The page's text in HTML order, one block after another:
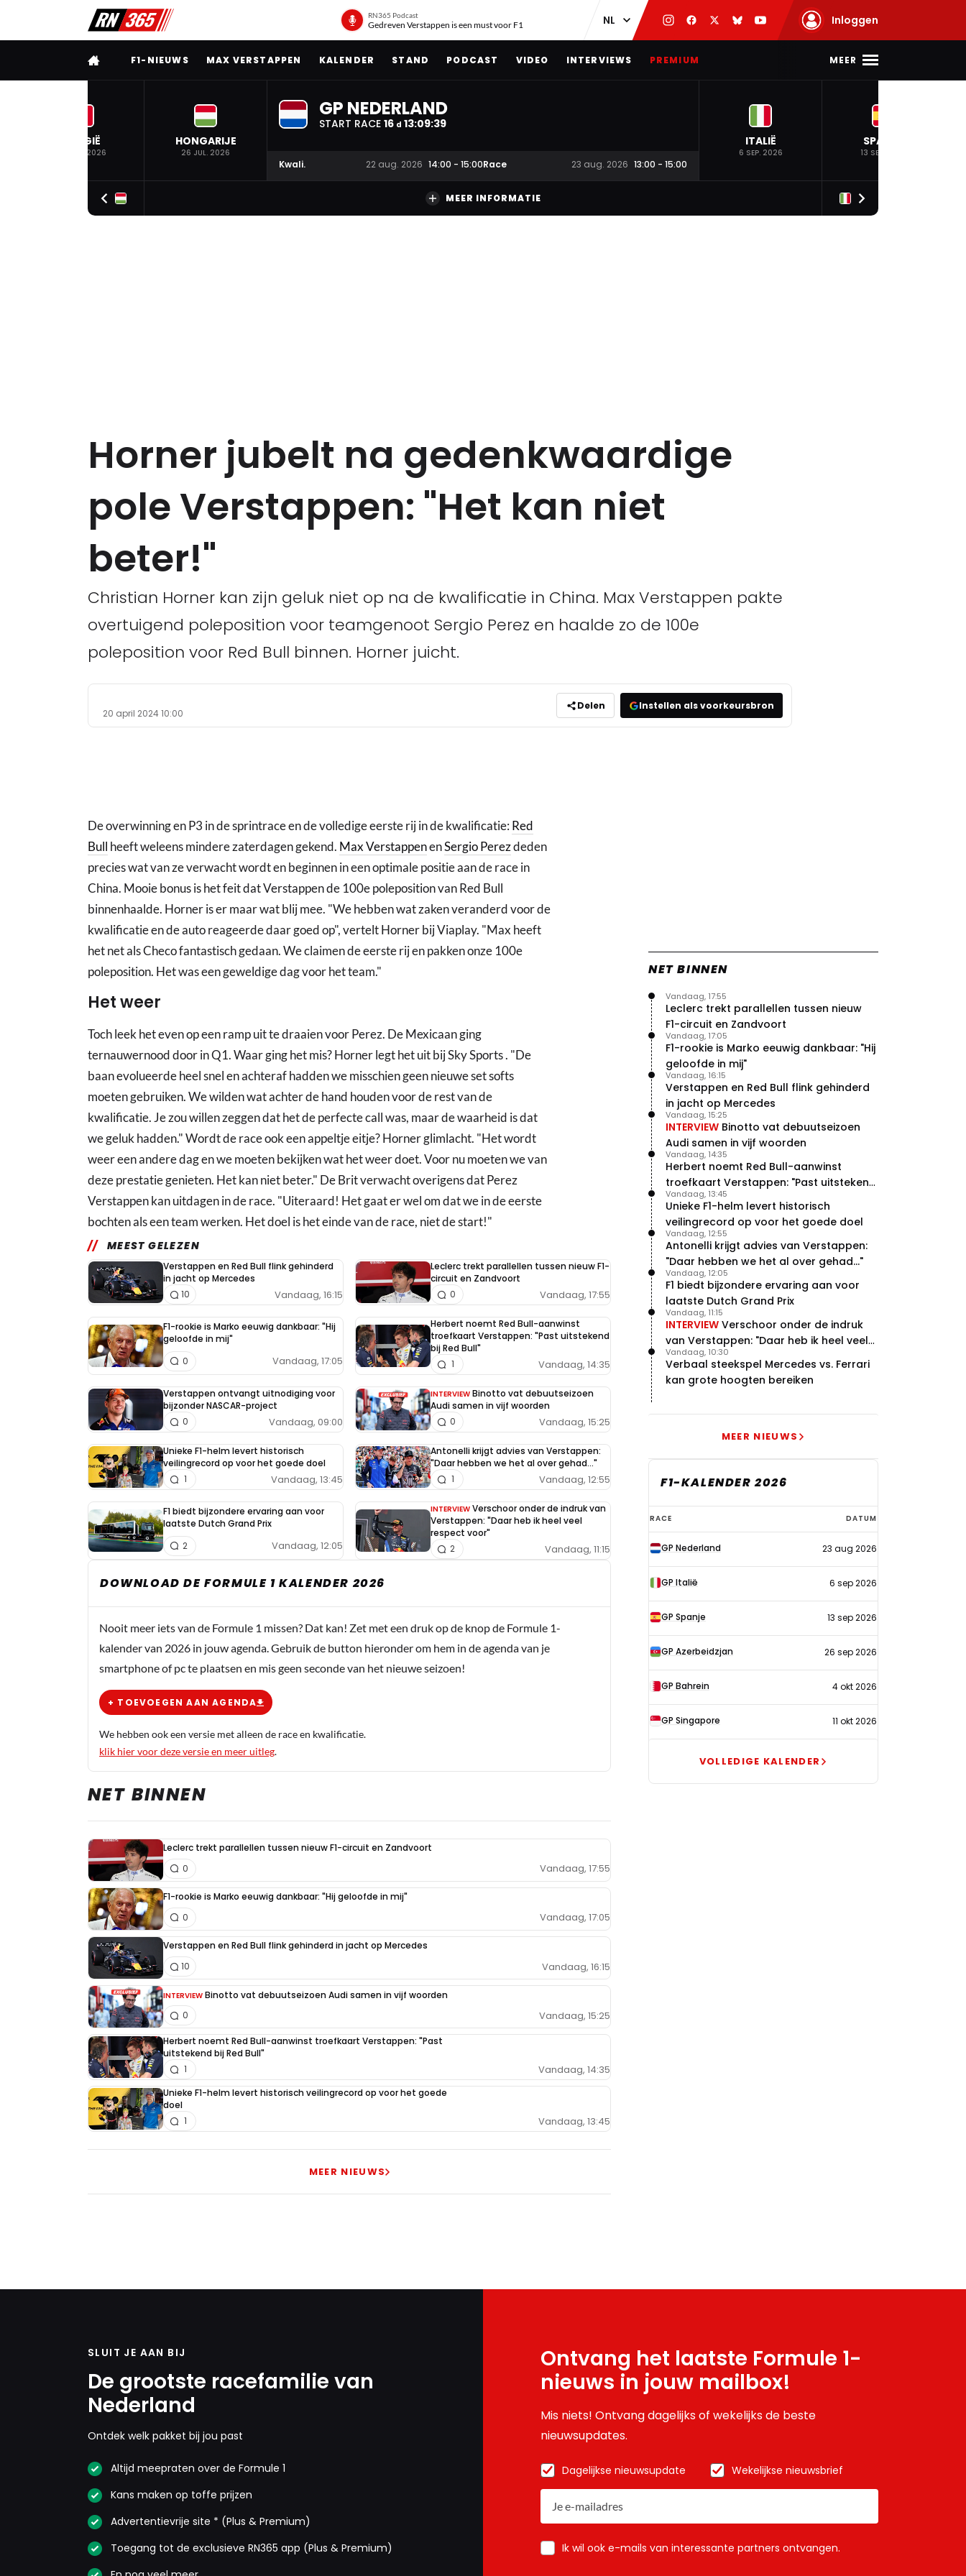
RN365 Podcast
Gedreven Verstappen is een must voor F1 Inloggen
VOLLEDIG MENU
F1-NIEUWS MAX VERSTAPPEN KALENDER STAND PODCAST VIDEO INTERVIEWS PREMIUM MEER
BELGIË
19 JUL. 2026
HONGARIJE
26 JUL. 2026
GP NEDERLAND
START RACE 16 d 13:09:38
Kwali. 22 aug. 2026 14:00 - 15:00Race 23 aug. 2026 13:00 - 15:00
ITALIË
6 SEP. 2026
SPANJE
13 SEP. 2026
MEER INFORMATIE
Horner jubelt na gedenkwaardige
pole Verstappen: "Het kan niet
beter!"
Christian Horner kan zijn geluk niet op na de kwalificatie in China. Max Verstappen pakte
overtuigend poleposition voor teamgenoot Sergio Perez en haalde zo de 100e
poleposition voor Red Bull binnen. Horner juicht.
20 april 2024 10:00
Delen Instellen als voorkeursbron
De overwinning en P3 in de sprintrace en de volledige eerste rij in de kwalificatie: Red
Bull heeft weleens mindere zaterdagen gekend. Max VerstappenenSergio Perezdeden
precies wat van ze verwacht wordt en beginnen in een optimale positie aan de race in
China. Mooie bonus is het feit dat Verstappen de 100e poleposition van Red Bull
binnenhaalde. Horner is er maar wat blij mee. "We hebben wat zaken veranderd voor de
kwalificatie en de auto reageerde daar goed op", vertelt Horner bij Viaplay. "Max heeft
het net als Checo fantastisch gedaan. We claimen de eerste rij en pakken onze 100e
poleposition. Het was een geweldige dag voor het team."
Het weer
Toch leek het even op een ramp uit te draaien voor Perez. De Mexicaan ging
ternauwernood door in Q1. Waar ging het mis? Horner legt het uit bij Sky Sports . "De
baan evolueerde heel snel en achteraf hadden we misschien geen nieuwe set softs
moeten gebruiken. We wilden wat achter de hand houden voor de rest van de
kwalificatie. Je zou willen zeggen dat het de perfecte call was, maar de waarheid is dat
we geluk hadden." Wordt de race ook een appeltje eitje? Horner glimlacht. "Het wordt
weer een andere dag en we moeten bekijken wat het weer doet. Voor nu moeten we van
deze prestatie genieten. Het kan niet beter." De Brit verwacht overigens dat Perez
Verstappen kan uitdagen in de race. "Uiteraard! Het gaat er wel om dat we in de eerste
bochten als een team werken. Het doel is het einde van de race, niet de start!"
MEEST GELEZEN
Verstappen en Red Bull flink gehinderd
in jacht op Mercedes
Vandaag, 16:15
10
Leclerc trekt parallellen tussen nieuw F1-
circuit en Zandvoort
Vandaag, 17:55
0
F1-rookie is Marko eeuwig dankbaar: "Hij
geloofde in mij"
Vandaag, 17:05
0
Herbert noemt Red Bull-aanwinst
troefkaart Verstappen: "Past uitstekend
bij Red Bull"
Vandaag, 14:35
1
Verstappen ontvangt uitnodiging voor
bijzonder NASCAR-project
Vandaag, 09:00
0
INTERVIEW Binotto vat debuutseizoen
Audi samen in vijf woorden
Vandaag, 15:25
0
Unieke F1-helm levert historisch
veilingrecord op voor het goede doel
Vandaag, 13:45
1
Antonelli krijgt advies van Verstappen:
"Daar hebben we het al over gehad..."
Vandaag, 12:55
1
F1 biedt bijzondere ervaring aan voor
laatste Dutch Grand Prix
Vandaag, 12:05
2
INTERVIEW Verschoor onder de indruk van
Verstappen: "Daar heb ik heel veel
respect voor"
Vandaag, 11:15
2
DOWNLOAD DE FORMULE 1 KALENDER 2026
Nooit meer iets van de Formule 1 missen? Dat kan! Zet met een druk op de knop de Formule 1-
kalender van 2026 in jouw agenda. Gebruik de button hieronder om hem in de agenda van je
smartphone of pc te plaatsen en mis geen seconde van het nieuwe seizoen!
+ TOEVOEGEN AAN AGENDA
We hebben ook een versie met alleen de race en kwalificatie.
klik hier voor deze versie en meer uitleg.
NET BINNEN
Leclerc trekt parallellen tussen nieuw F1-circuit en Zandvoort
Vandaag, 17:55
0
F1-rookie is Marko eeuwig dankbaar: "Hij geloofde in mij"
Vandaag, 17:05
0
Verstappen en Red Bull flink gehinderd in jacht op Mercedes
Vandaag, 16:15
10
INTERVIEW Binotto vat debuutseizoen Audi samen in vijf woorden
Vandaag, 15:25
0
Herbert noemt Red Bull-aanwinst troefkaart Verstappen: "Past
uitstekend bij Red Bull"
Vandaag, 14:35
1
Unieke F1-helm levert historisch veilingrecord op voor het goede
doel
Vandaag, 13:45
1
MEER NIEUWS
NET BINNEN
Leclerc trekt parallellen tussen nieuw
F1-circuit en Zandvoort
Vandaag, 17:55
F1-rookie is Marko eeuwig dankbaar: "Hij
geloofde in mij"
Vandaag, 17:05
Verstappen en Red Bull flink gehinderd
in jacht op Mercedes
Vandaag, 16:15
INTERVIEW Binotto vat debuutseizoen
Audi samen in vijf woorden
Vandaag, 15:25
Herbert noemt Red Bull-aanwinst
troefkaart Verstappen: "Past uitstekend
bij Red Bull"
Vandaag, 14:35
Unieke F1-helm levert historisch
veilingrecord op voor het goede doel
Vandaag, 13:45
Antonelli krijgt advies van Verstappen:
"Daar hebben we het al over gehad..."
Vandaag, 12:55
F1 biedt bijzondere ervaring aan voor
laatste Dutch Grand Prix
Vandaag, 12:05
INTERVIEW Verschoor onder de indruk
van Verstappen: "Daar heb ik heel veel
respect voor"
Vandaag, 11:15
Verbaal steekspel Mercedes vs. Ferrari
kan grote hoogten bereiken
Vandaag, 10:30
MEER NIEUWS
F1-KALENDER 2026
F1-
kalender
2026
RACE DATUM
GP Nederland 23 aug 2026
GP Italië 6 sep 2026
GP Spanje 13 sep 2026
GP Azerbeidzjan 26 sep 2026
GP Bahrein 4 okt 2026
GP Singapore 11 okt 2026
VOLLEDIGE KALENDER
SLUIT JE AAN BIJ
De grootste racefamilie van
Nederland
Ontdek welk pakket bij jou past
Altijd meepraten over de Formule 1
Kans maken op toffe prijzen
Advertentievrije site * (Plus & Premium)
Toegang tot de exclusieve RN365 app (Plus & Premium)
Ontvang het laatste Formule 1-
nieuws in jouw mailbox!
Mis niets! Ontvang dagelijks of wekelijks de beste
nieuwsupdates.
Dagelijkse nieuwsupdate Wekelijkse nieuwsbrief
Ik wil ook e-mails van interessante partners ontvangen.